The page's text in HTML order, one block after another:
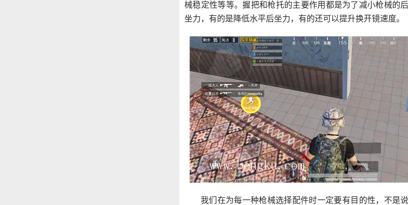
械稳定性等等。握把和枪托的主要作用都是为了减小枪械的
坐力，有的是降低水平后坐力，有的还可以提升换开镜速度。
我们在为每一种枪械选择配件时一定要有目的性，不是